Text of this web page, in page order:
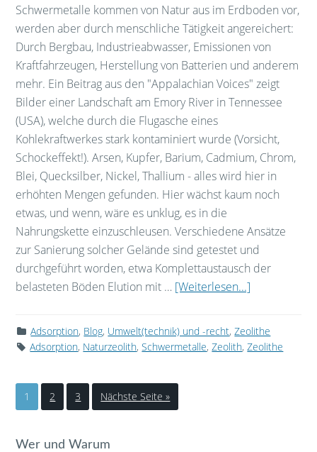
Schwermetalle kommen von Natur aus im Erdboden vor,
werden aber durch menschliche Tätigkeit angereichert:
Durch Bergbau, Industrieabwasser, Emissionen von
Kraftfahrzeugen, Herstellung von Batterien und anderem
mehr. Ein Beitrag aus den "Appalachian Voices" zeigt
Bilder einer Landschaft am Emory River in Tennessee
(USA), welche durch die Flugasche eines
Kohlekraftwerkes stark kontaminiert wurde (Vorsicht,
Schockeffekt!). Arsen, Kupfer, Barium, Cadmium, Chrom,
Blei, Quecksilber, Nickel, Thallium - alles wird hier in
erhöhten Mengen gefunden. Hier wächst kaum noch
etwas, und wenn, wäre es unklug, es in die
Nahrungskette einzuschleusen. Verschiedene Ansätze
zur Sanierung solcher Gelände sind getestet und
durchgeführt worden, etwa Komplettaustausch der
belasteten Böden Elution mit … [Weiterlesen...]
Adsorption, Blog, Umwelt(technik) und -recht,Zeolithe
Adsorption, Naturzeolith,Schwermetalle,Zeolith,Zeolithe
1 2 3 Nächste Seite »
Wer und Warum